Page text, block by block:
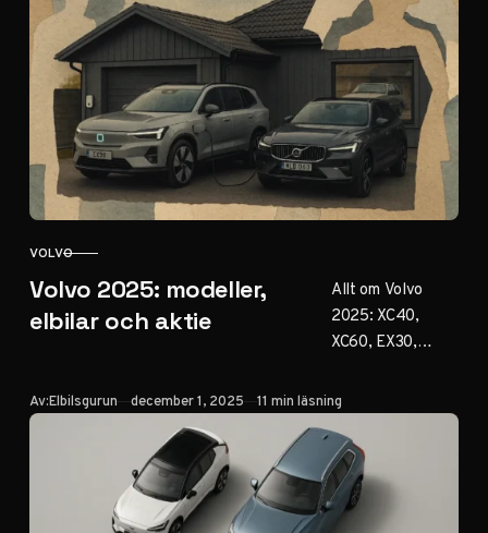
KATEGORI
VOLVO
Volvo 2025: modeller,
elbilar och aktie
Allt om Volvo
2025: XC40,
XC60, EX30,
hybrider, LiDAR-
säkerhet och aktie
(VOLCAR B). Välj
rätt modell med
vår guide –
räckvidd, priser,
Av:Elbilsgurun Publicerad
december 1, 2025 11 min läsning